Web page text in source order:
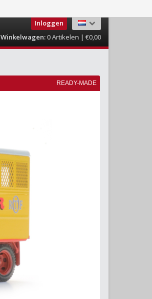
Inloggen
Winkelwagen:0Artikelen | €0,00
READY-MADE